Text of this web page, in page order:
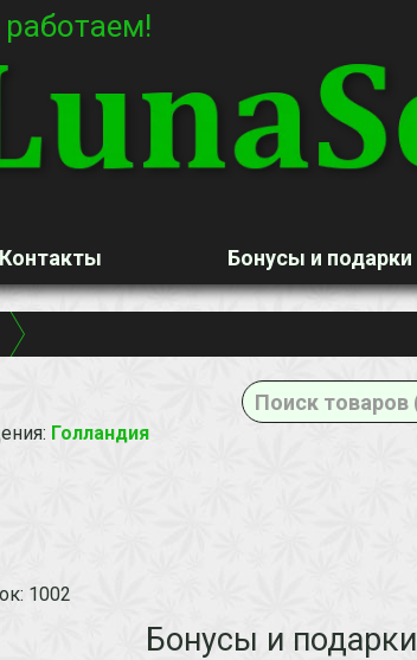
Контакты Бонусы и подарки
: Голландия
1002
Бонусы и подарки